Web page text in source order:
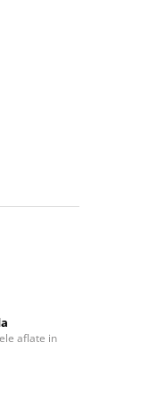
aflate in